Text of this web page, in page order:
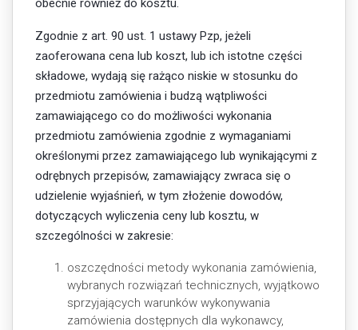
obecnie również do kosztu.
Zgodnie z art. 90 ust. 1 ustawy Pzp, jeżeli
zaoferowana cena lub koszt, lub ich istotne części
składowe, wydają się rażąco niskie w stosunku do
przedmiotu zamówienia i budzą wątpliwości
zamawiającego co do możliwości wykonania
przedmiotu zamówienia zgodnie z wymaganiami
określonymi przez zamawiającego lub wynikającymi z
odrębnych przepisów, zamawiający zwraca się o
udzielenie wyjaśnień, w tym złożenie dowodów,
dotyczących wyliczenia ceny lub kosztu, w
szczególności w zakresie:
oszczędności metody wykonania zamówienia,
wybranych rozwiązań technicznych, wyjątkowo
sprzyjających warunków wykonywania
zamówienia dostępnych dla wykonawcy,